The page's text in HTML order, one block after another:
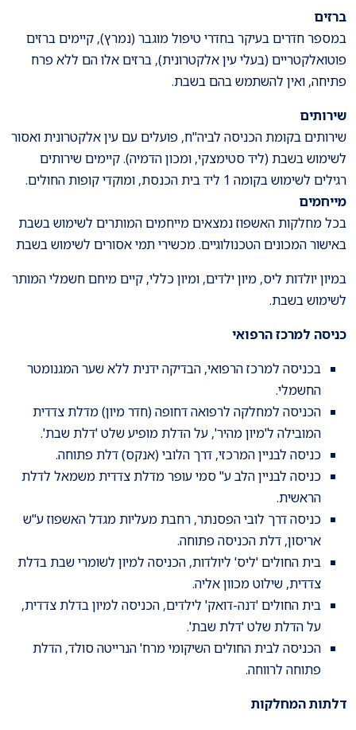
ברזים
במספר חדרים בעיקר בחדרי טיפול מוגבר (נמרץ), קיימים ברזים
פוטואלקטריים (בעלי עין אלקטרונית), ברזים אלו הם ללא פרח
פתיחה, ואין להשתמש בהם בשבת.
שירותים
שירותים בקומת הכניסה לביה''ח, פועלים עם עין אלקטרונית ואסור
לשימוש בשבת (ליד סטימצקי, ומכון הדמיה). קיימים שירותים
רגילים לשימוש בקומה 1 ליד בית הכנסת, ומוקדי קופות החולים.
מייחמים
בכל מחלקות האשפוז נמצאים מייחמים המותרים לשימוש בשבת
באישור המכונים הטכנולוגיים. מכשירי תמי אסורים לשימוש בשבת
במיון יולדות ליס, מיון ילדים, ומיון כללי, קיים מיחם חשמלי המותר
לשימוש בשבת.
כניסה למרכז הרפואי
בכניסה למרכז הרפואי, הבדיקה ידנית ללא שער המגנומטר
החשמלי.
הכניסה למחלקה לרפואה דחופה (חדר מיון) מדלת צדדית
המובילה ל'מיון מהיר', על הדלת מופיע שלט 'דלת שבת'.
כניסה לבניין המרכזי, דרך הלובי (אנקס) דלת פתוחה.
כניסה לבניין הלב ע'' סמי עופר מדלת צדדית משמאל לדלת
הראשית.
כניסה דרך לובי הפסנתר, רחבת מעליות מגדל האשפוז ע"ש
אריסון, דלת הכניסה פתוחה.
בית החולים 'ליס' ליולדות, הכניסה למיון לשומרי שבת בדלת
צדדית, שילוט מכוון אליה.
בית החולים 'דנה-דואק' לילדים, הכניסה למיון בדלת צדדית,
על הדלת שלט 'דלת שבת'.
הכניסה לבית החולים השיקומי מרח' הנרייטה סולד, הדלת
פתוחה לרווחה.
דלתות המחלקות